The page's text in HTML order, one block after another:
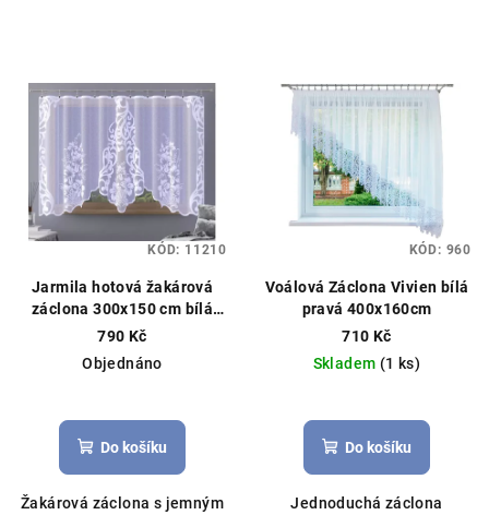
Jarmila hotová žakárová
záclona 300x150 cm bílá
Hotová záclona, květinový
790 Kč
Objednáno
Do košíku
Žakárová záclona s jemným
KÓD: 11210
Voálová Záclona Vivien bílá
pravá 400x160cm
710 Kč
Skladem (1 ks)
hodnocení
produktu
z
Do košíku
Jednoduchá záclona
KÓD: 960